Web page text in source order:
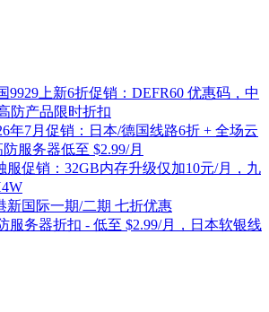
9929上新6折促销：DEFR60 优惠码，中
防产品限时折扣
年7月促销：日本/德国线路6折 + 全场云
服务器低至 $2.99/月
服促销：32GB内存升级仅加10元/月，九
新国际一期/二期 七折优惠
服务器折扣 - 低至 $2.99/月，日本软银线